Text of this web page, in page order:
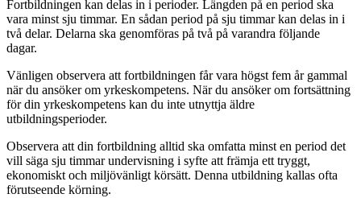
Fortbildningen kan delas in i perioder. Längden på en period ska
vara minst sju timmar. En sådan period på sju timmar kan delas in i
två delar. Delarna ska genomföras på två på varandra följande
dagar.
Vänligen observera att fortbildningen får vara högst fem år gammal
när du ansöker om yrkeskompetens. När du ansöker om fortsättning
för din yrkeskompetens kan du inte utnyttja äldre
utbildningsperioder.
Observera att din fortbildning alltid ska omfatta minst en period det
vill säga sju timmar undervisning i syfte att främja ett tryggt,
ekonomiskt och miljövänligt körsätt. Denna utbildning kallas ofta
förutseende körning.